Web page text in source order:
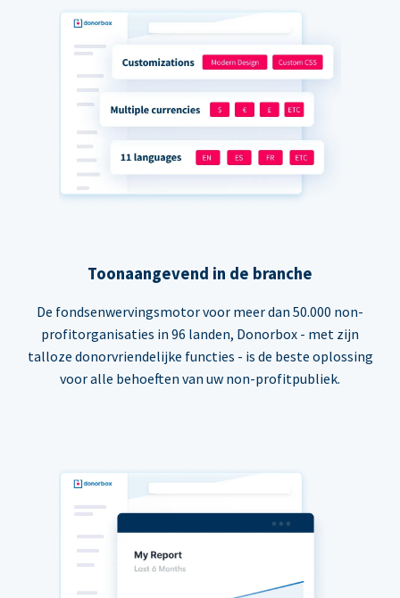
Toonaangevend in de branche
De fondsenwervingsmotor voor meer dan 50.000 non-
profitorganisaties in 96 landen, Donorbox - met zijn
talloze donorvriendelijke functies - is de beste oplossing
voor alle behoeften van uw non-profitpubliek.